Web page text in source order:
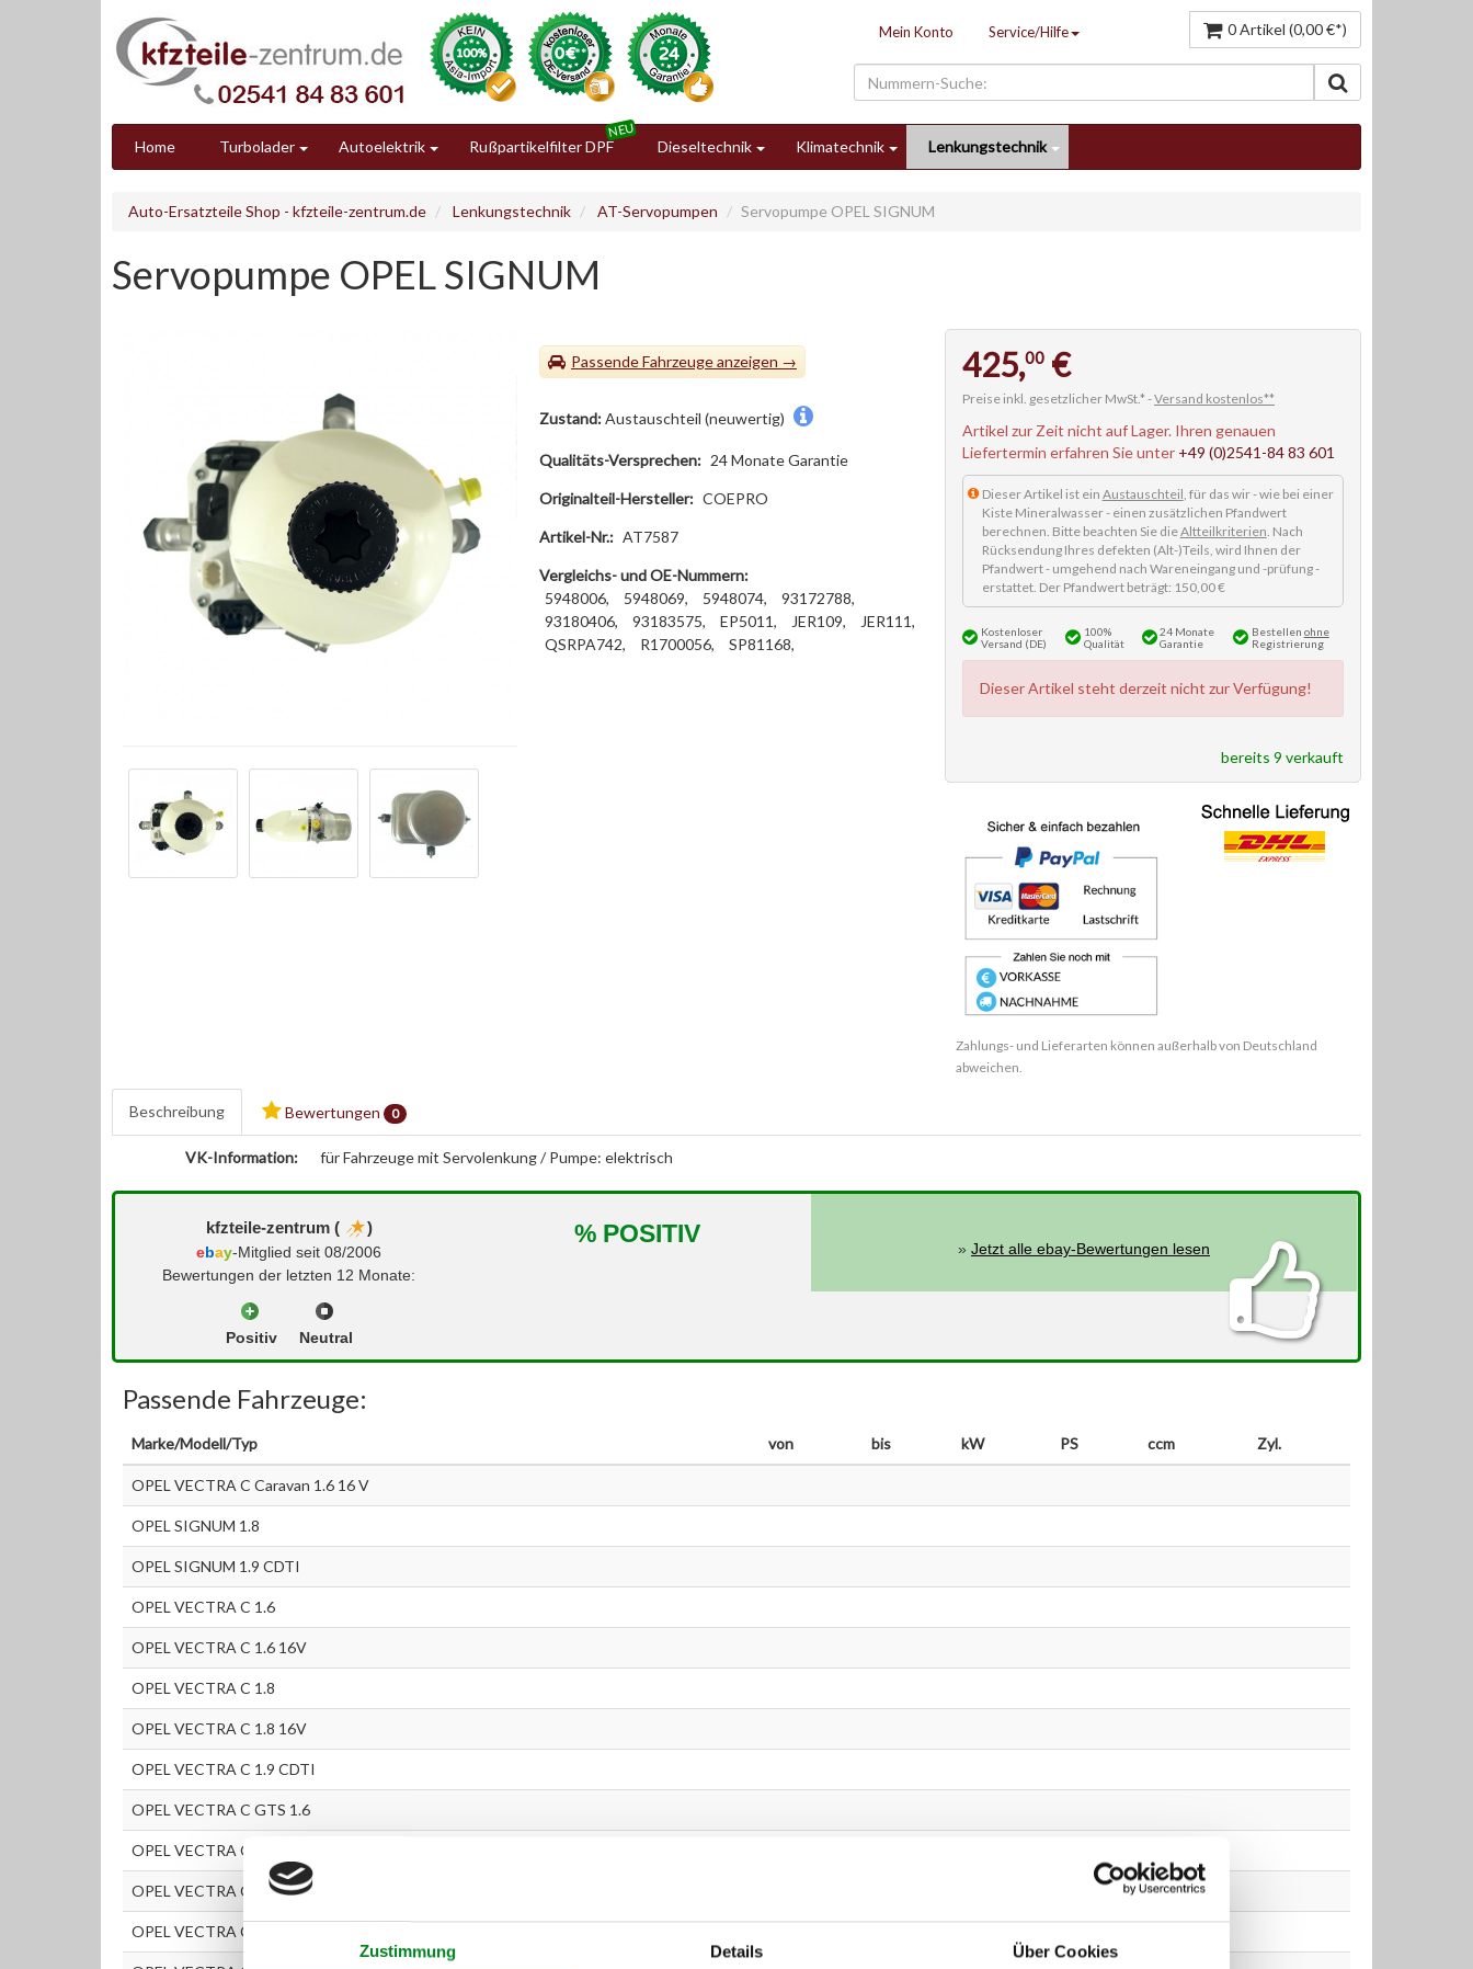
Zustimmung Details Über Cookies
Mein Konto Service/Hilfe 0 Artikel (0,00 €*)
Home Turbolader Autoelektrik Rußpartikelfilter DPF Dieseltechnik Klimatechnik Lenkungstechnik
Auto-Ersatzteile Shop - kfzteile-zentrum.de Lenkungstechnik AT-Servopumpen Servopumpe OPEL SIGNUM
Servopumpe OPEL SIGNUM
Passende Fahrzeuge
Zustand:Austauschteil (neuwertig)
Qualitäts-Versprechen: 24 Monate Garantie
Originalteil-Hersteller: COEPRO
Artikel-Nr.: AT7587
Vergleichs- und OE-Nummern:
5948006,
5948069, 5948074,
93172788,
93180406,
93183575, EP5011, JER109,
JER111,
QSRPA742,
R1700056, SP81168,
425,00 €
Preise inkl. gesetzlicher MwSt.* -Versand kostenlos**
Artikel zur Zeit nicht auf Lager. Ihren genauen
Liefertermin erfahren Sie unter +49 (0)2541-84 83 601
Dieser Artikel ist ein Austauschteil, für das wir - wie bei einer
Kiste Mineralwasser - einen zusätzlichen Pfandwert
berechnen. Bitte beachten Sie dieAltteilkriterien. Nach
Rücksendung Ihres defekten (Alt-)Teils, wird Ihnen der
Pfandwert - umgehend nach Wareneingang und -prüfung -
erstattet. Der Pfandwert beträgt: 150,00 €
Kostenloser
Versand (DE)
100%
Qualität
24 Monate
Garantie
Bestellen ohne
Registrierung
Dieser Artikel steht derzeit nicht zur Verfügung!
bereits 9 verkauft
Zahlungs- und Lieferarten können außerhalb von Deutschland
abweichen.
Beschreibung Bewertungen 0
VK-Information: für Fahrzeuge mit Servolenkung / Pumpe: elektrisch
kfzteile-zentrum ( )
ebay-Mitglied seit 08/2006
Bewertungen der letzten 12 Monate:
Positiv Neutral
% POSITIV
»Jetzt alle ebay-Bewertungen lesen
Passende Fahrzeuge:
Marke/Modell/Typ von bis kW PS ccm Zyl.
OPEL VECTRA C Caravan 1.6 16 V
OPEL SIGNUM 1.8
OPEL SIGNUM 1.9 CDTI
OPEL VECTRA C 1.6
OPEL VECTRA C 1.6 16V
OPEL VECTRA C 1.8
OPEL VECTRA C 1.8 16V
OPEL VECTRA C 1.9 CDTI
OPEL VECTRA C GTS 1.6
OPEL VECTRA C GTS 1.8
OPEL VECTRA C GTS 1.8 16V
OPEL VECTRA C GTS 1.9 CDTI